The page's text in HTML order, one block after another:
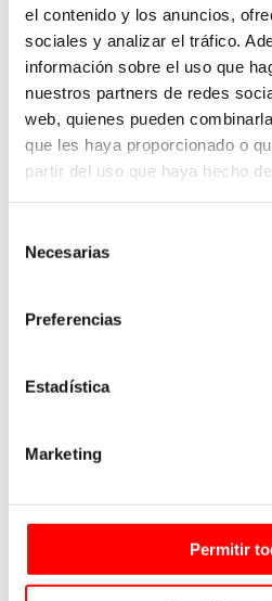
el contenido y los anuncios,
sociales y analizar el tráfico.
información sobre el uso que
nuestros partners de redes
web, quienes pueden
que les haya proporcionado o
partir del uso que haya hecho
Necesarias
Preferencias
Estadística
Marketing
Permitir
Facebook
X
Artículos
Checklist de
Buscar:
Entradas recientes